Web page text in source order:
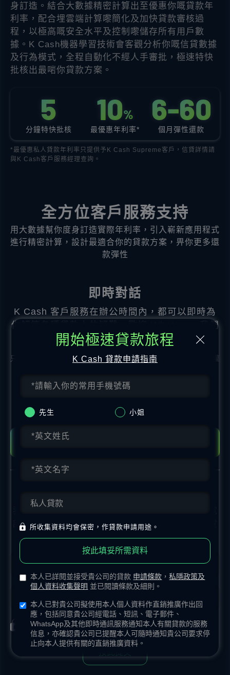
開始極速貸款旅程
K Cash 貸款申請指南
先生 小姐
所收集資料均會保密，作貸款申請用途。
按此填妥所需資料
本人已詳閱並接受貴公司的貸款 申請條款 ，私隱政策及
個人資料收集聲明 並已閱讀條款及細則。
本人已對貴公司擬使用本人個人資料作直銷推廣作出回
應，包括同意貴公司經電話、短訊、電子郵件、
WhatsApp及其他即時通訊服務通知本人有關貸款的服務
信息，亦確認貴公司已提醒本人可隨時通知貴公司要求停
止向本人提供有關的直銷推廣資料。
身訂造。結合大數據精密計算出至優惠你嘅貸款年
利率，配合埋雲端計算嚟簡化及加快貸款審核過
程，以極高嘅安全水平及控制嚟儲存所有用戶數
據。K Cash機器學習技術會客觀分析你嘅信貸數據
及行為模式，全程自動化不經人手審批，極速特快
批核出最啱你貸款方案。
5
分鐘特快批核
10%
最優惠年利率*
6-60
個月彈性還款
*最優惠私人貸款年利率只提供予K Cash Supreme客戶，信貸詳情請
與K Cash客戶服務經理查詢。
全方位客戶服務支持
用大數據幫你度身訂造實際年利率，引入嶄新應用程式
進行精密計算，設計最適合你的貸款方案，畀你更多還
款彈性
即時對話
K Cash 客戶服務在辦公時間內，都可以即時為
你解答各種貸款上的疑難，歡迎 Whatsapp 我們
協助解決你的問題。
只須年滿18歲的香港永久性居民即可申請貸款。申請人需授權
營業時間 請待辦公時間
09:00 - 19:00
星期六、日及公眾假期休息
我們明白你的繁忙與各種需要，你可留下聯絡電
話和方便時間，我們將會在空閒時間致電幫忙貸
款上各樣需要。
所收集資料均會保密，作貸款申請用途。